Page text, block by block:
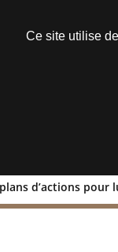
d’actions
Ce site utilise